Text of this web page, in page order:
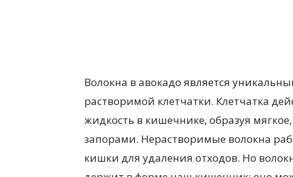
Волокна в авокадо является
растворимой клетчатки. Клетчатка
жидкость в кишечнике, образуя
запорами. Нерастворимые волокна
кишки для удаления отходов. Но